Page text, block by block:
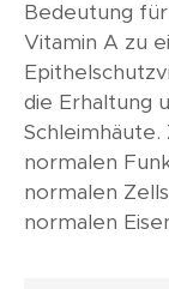
Bedeutung
Vitamin A zu
die Erhaltung
normalen
normalen
normalen